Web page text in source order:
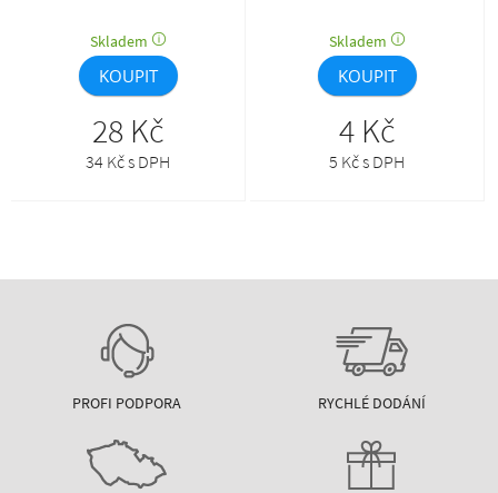
Skladem
KOUPIT
28 Kč
34 Kč s DPH
Skladem
KOUPIT
4 Kč
5 Kč s DPH
PROFI PODPORA RYCHLÉ DODÁNÍ